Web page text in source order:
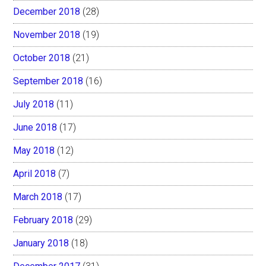
December 2018 (28)
November 2018 (19)
October 2018 (21)
September 2018 (16)
July 2018 (11)
June 2018 (17)
May 2018 (12)
April 2018 (7)
March 2018 (17)
February 2018 (29)
January 2018 (18)